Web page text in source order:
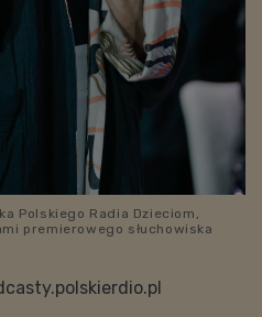
Polskiego Radia Dzieciom,
premierowego słuchowiska